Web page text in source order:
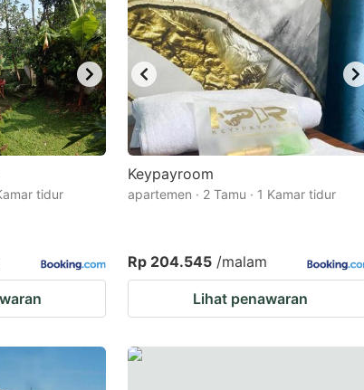
tidur
Keypayroom
apartemen · 2 Tamu · 1 Kamar tidur
Rp 204.545 /malam
Lihat penawaran